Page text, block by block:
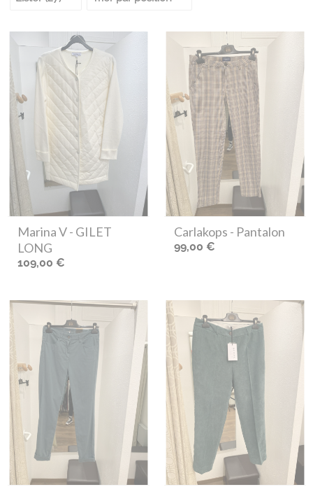
Marina V- GILET
LONG
109,00 €
Carlakops - Pantalon
99,00 €